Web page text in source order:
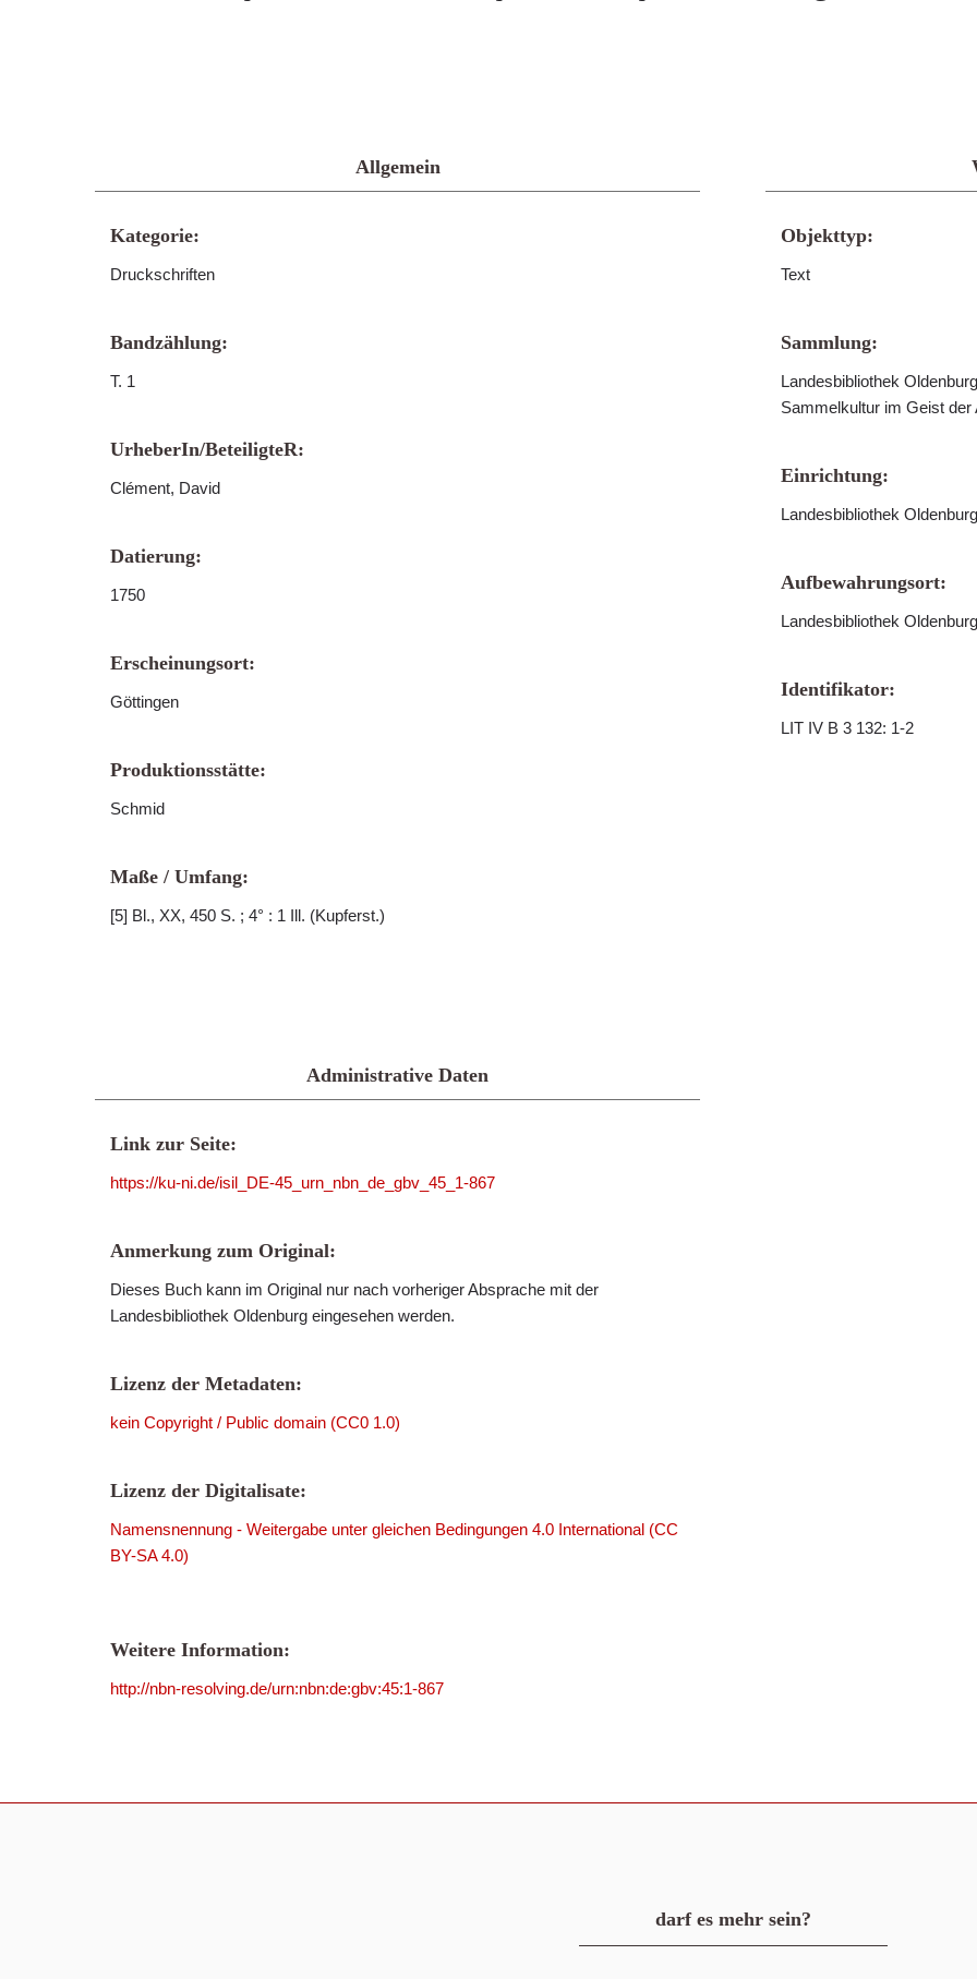
Allgemein
Kategorie:
Druckschriften
Bandzählung:
T. 1
UrheberIn/BeteiligteR:
Clément, David
Datierung:
1750
Erscheinungsort:
Göttingen
Produktionsstätte:
Schmid
Maße / Umfang:
[5] Bl., XX, 450 S. ; 4° : 1 Ill. (Kupferst.)
Objekttyp:
Text
Sammlung:
Landesbibliothek
Sammelkultur im Geist
Einrichtung:
Landesbibliothek
Aufbewahrungsort:
Landesbibliothek Oldenburg
Identifikator:
LIT IV B 3 132: 1-2
Administrative Daten
Link zur Seite:
https://ku-ni.de/isil_DE-45_urn_nbn_de_gbv_45_1-867
Anmerkung zum Original:
Dieses Buch kann im Original nur nach vorheriger Absprache mit der
Landesbibliothek Oldenburg eingesehen werden.
Lizenz der Metadaten:
kein Copyright / Public domain (CC0 1.0)
Lizenz der Digitalisate:
Namensnennung - Weitergabe unter gleichen Bedingungen 4.0 International (CC
BY-SA 4.0)
Weitere Information:
http://nbn-resolving.de/urn:nbn:de:gbv:45:1-867
darf es mehr sein?